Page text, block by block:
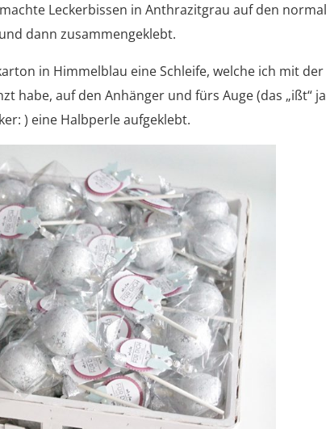
Leckerbissen in Anthrazitgrau auf den
dann zusammengeklebt.
in Himmelblau eine Schleife, welche ich mit der
habe, auf den Anhänger und fürs Auge (das „ißt“ ja
) eine Halbperle aufgeklebt.